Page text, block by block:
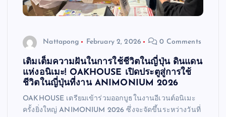
Nattapong February 2, 2026 0 Comments
เติมเต็มความฝันในการใช้ชีวิตในญี่ปุ่น ดินแดน
แห่งอนิเมะ! OAKHOUSE เปิดประตูสู่การใช้
ชีวิตในญี่ปุ่นที่งาน ANIMONIUM 2026
OAKHOUSE เตรียมเข้าร่วมออกบูธในงานอีเวนต์อนิเมะ
ครั้งยิ่งใหญ่ ANIMONIUM 2026 ซึ่งจะจัดขึ้นระหว่างวันที่